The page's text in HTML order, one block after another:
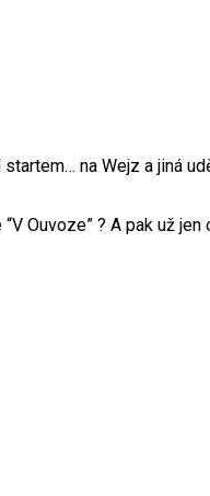
na Wejz a jiná
Ouvoze” ? A pak už